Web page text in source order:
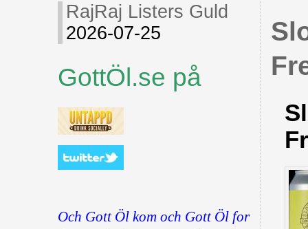
RajRaj Listers Guld
2026-07-25
GottÖl.se på
Och Gott Öl kom och Gott Öl for